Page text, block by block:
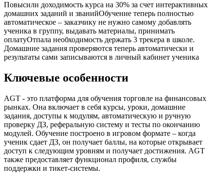
Повысили доходимость курса на 30% за счет интерактивных
домашних заданий и званийОбучение теперь полностью
автоматическое – заказчику не нужно самому добавлять
ученика в группу, выдавать материалы, принимать
оплатуОтпала необходимость держать 3 трекера в школе.
Домашние задания проверяются теперь автоматически и
результаты сами записываются в личный кабинет ученика
Ключевые особенности
AGT - это платформа для обучения торговле на финансовых
рынках. Она включает в себя курсы, уроки, домашние
задания, доступы к модулям, автоматическую и ручную
проверку ДЗ, реферальную систему и тесты по окончанию
модулей. Обучение построено в игровом формате – когда
ученик сдает ДЗ, он получает баллы, на которые открывает
доступ к следующим уровням и получает достижения. AGT
также предоставляет функционал профиля, службы
поддержки и тикет-системы.